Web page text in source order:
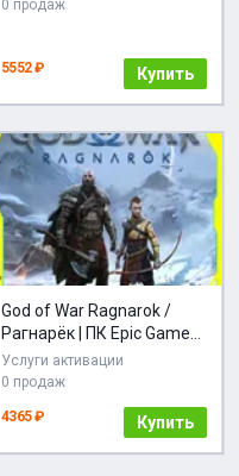
0 продаж
5552 ₽ Купить
God of War Ragnarok /
Рагнарёк | ПК Epic Games
EGS
Услуги активации
0 продаж
4365 ₽ Купить